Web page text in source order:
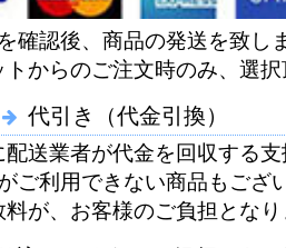
確認後、商品の発送を致し
トからのご注文時のみ、選
代引き（代金引換）
送業者が代金を回収する
ご利用できない商品もござ
料が、お客様のご負担とな